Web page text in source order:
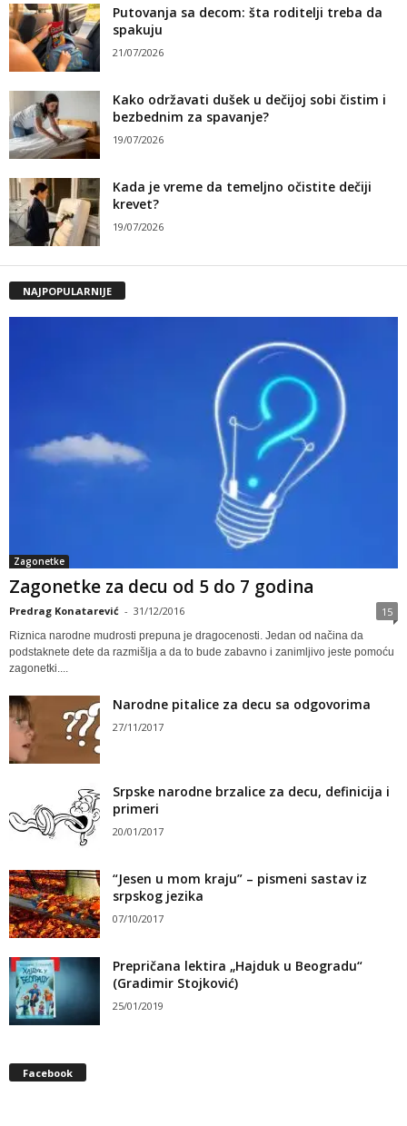
Putovanja sa decom: šta roditelji treba da
spakuju
21/07/2026
Kako održavati dušek u dečijoj sobi čistim i
bezbednim za spavanje?
19/07/2026
Kada je vreme da temeljno očistite dečiji
krevet?
19/07/2026
NAJPOPULARNIJE
Zagonetke
Zagonetke za decu od 5 do 7 godina
Predrag Konatarević - 31/12/2016 15
Riznica narodne mudrosti prepuna je dragocenosti. Jedan od načina da
podstaknete dete da razmišlja a da to bude zabavno i zanimljivo jeste pomoću
zagonetki....
Narodne pitalice za decu sa odgovorima
27/11/2017
Srpske narodne brzalice za decu, definicija i
primeri
20/01/2017
“Jesen u mom kraju” – pismeni sastav iz
srpskog jezika
07/10/2017
Prepričana lektira „Hajduk u Beogradu“
(Gradimir Stojković)
25/01/2019
Facebook